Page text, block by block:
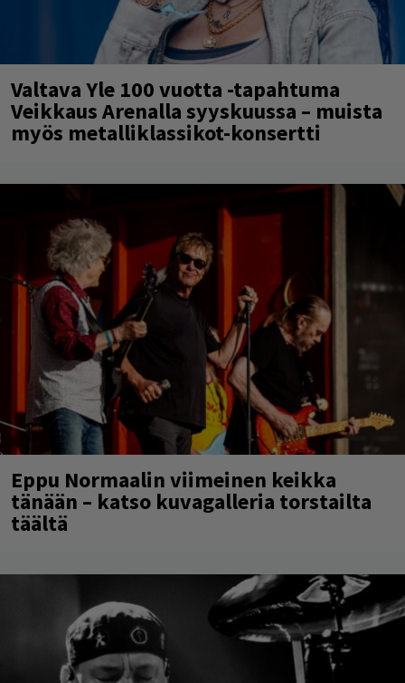
Valtava Yle 100 vuotta -tapahtuma
Veikkaus Arenalla syyskuussa – muista
myös metalliklassikot-konsertti
Eppu Normaalin viimeinen keikka
tänään – katso kuvagalleria torstailta
täältä